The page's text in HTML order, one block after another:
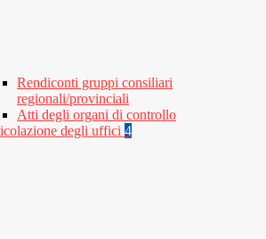
Rendiconti gruppi consiliari
regionali/provinciali
Atti degli organi di controllo
degli uffici 4